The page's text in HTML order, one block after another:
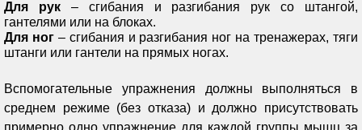
Для рук – сгибания и разгибания рук со штангой,
гантелями или на блоках.
Для ног– сгибания и разгибания ног на тренажерах, тяги
штанги или гантели на прямых ногах.
Вспомогательные упражнения должны выполняться в
среднем режиме (без отказа) и должно присутствовать
примерно одно упражнение для каждой группы мышц за